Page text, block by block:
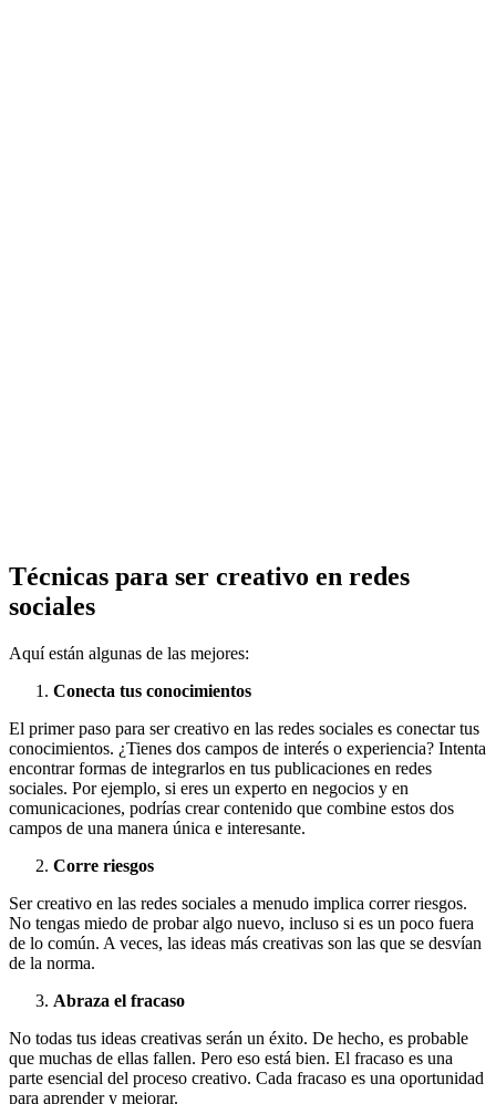
Técnicas para ser creativo en redes
sociales
Aquí están algunas de las mejores:
Conecta tus conocimientos
El primer paso para ser creativo en las redes sociales es conectar tus
conocimientos. ¿Tienes dos campos de interés o experiencia? Intenta
encontrar formas de integrarlos en tus publicaciones en redes
sociales. Por ejemplo, si eres un experto en negocios y en
comunicaciones, podrías crear contenido que combine estos dos
campos de una manera única e interesante.
Corre riesgos
Ser creativo en las redes sociales a menudo implica correr riesgos.
No tengas miedo de probar algo nuevo, incluso si es un poco fuera
de lo común. A veces, las ideas más creativas son las que se desvían
de la norma.
Abraza el fracaso
No todas tus ideas creativas serán un éxito. De hecho, es probable
que muchas de ellas fallen. Pero eso está bien. El fracaso es una
parte esencial del proceso creativo. Cada fracaso es una oportunidad
para aprender y mejorar.